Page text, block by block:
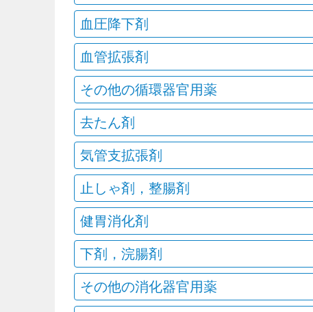
血圧降下剤
血管拡張剤
その他の循環器官用薬
去たん剤
気管支拡張剤
止しゃ剤，整腸剤
健胃消化剤
下剤，浣腸剤
その他の消化器官用薬